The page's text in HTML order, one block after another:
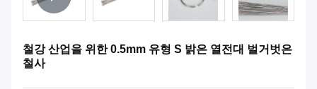
철강 산업을 위한 0.5mm 유형 S 밝은 열전대 벌거벗은
철사